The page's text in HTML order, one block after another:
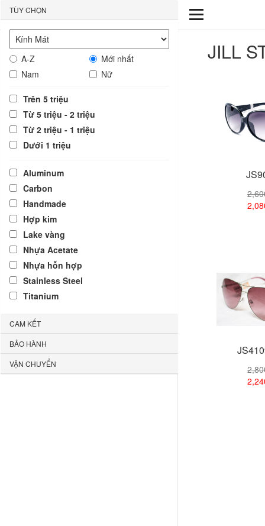
JILL
TÙY CHỌN
A-Z
Mới nhất
Nam
Nữ
Trên 5 triệu
Từ 5 triệu - 2 triệu
Từ 2 triệu - 1 triệu
Dưới 1 triệu
Aluminum
Carbon
Handmade
Hợp kim
Lake vàng
Nhựa Acetate
Nhựa hỗn hợp
Stainless Steel
Titanium
CAM KẾT
BẢO HÀNH
VẬN CHUYỂN